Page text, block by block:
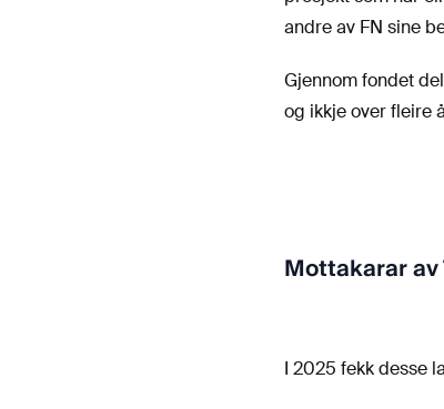
andre av FN sine
Gjennom fondet
og ikkje over fleire
Mottakarar
I 2025 fekk desse